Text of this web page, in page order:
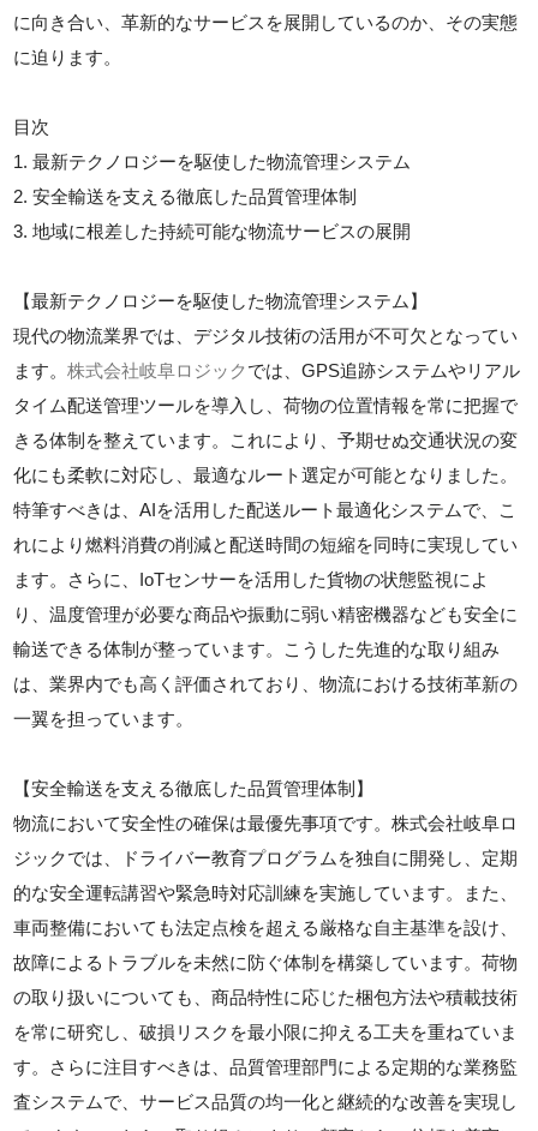
に向き合い、革新的なサービスを展開しているのか、その実態
に迫ります。
目次
1. 最新テクノロジーを駆使した物流管理システム
2. 安全輸送を支える徹底した品質管理体制
3. 地域に根差した持続可能な物流サービスの展開
【最新テクノロジーを駆使した物流管理システム】
現代の物流業界では、デジタル技術の活用が不可欠となってい
ます。株式会社岐阜ロジック では、GPS追跡システムやリアル
タイム配送管理ツールを導入し、荷物の位置情報を常に把握で
きる体制を整えています。これにより、予期せぬ交通状況の変
化にも柔軟に対応し、最適なルート選定が可能となりました。
特筆すべきは、AIを活用した配送ルート最適化システムで、こ
れにより燃料消費の削減と配送時間の短縮を同時に実現してい
ます。さらに、IoTセンサーを活用した貨物の状態監視によ
り、温度管理が必要な商品や振動に弱い精密機器なども安全に
輸送できる体制が整っています。こうした先進的な取り組み
は、業界内でも高く評価されており、物流における技術革新の
一翼を担っています。
【安全輸送を支える徹底した品質管理体制】
物流において安全性の確保は最優先事項です。株式会社岐阜ロ
ジックでは、ドライバー教育プログラムを独自に開発し、定期
的な安全運転講習や緊急時対応訓練を実施しています。また、
車両整備においても法定点検を超える厳格な自主基準を設け、
故障によるトラブルを未然に防ぐ体制を構築しています。荷物
の取り扱いについても、商品特性に応じた梱包方法や積載技術
を常に研究し、破損リスクを最小限に抑える工夫を重ねていま
す。さらに注目すべきは、品質管理部門による定期的な業務監
査システムで、サービス品質の均一化と継続的な改善を実現し